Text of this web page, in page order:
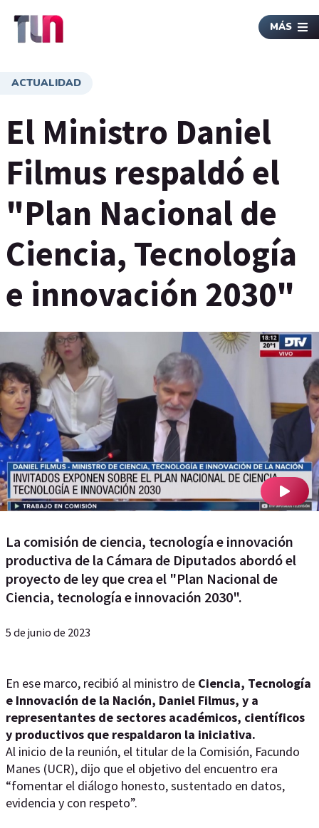
MÁS
ACTUALIDAD
El Ministro Daniel
Filmus respaldó el
"Plan Nacional de
Ciencia, Tecnología
e innovación 2030"
La comisión de ciencia, tecnología e innovación
productiva de la Cámara de Diputados abordó el
proyecto de ley que crea el "Plan Nacional de
Ciencia, tecnología e innovación 2030".
5 de junio de 2023
En ese marco, recibió al ministro de Ciencia, Tecnología
e Innovación de la Nación, Daniel Filmus, y a
representantes de sectores académicos, científicos
y productivos que respaldaron la iniciativa.
Al inicio de la reunión, el titular de la Comisión, Facundo
Manes (UCR), dijo que el objetivo del encuentro era
“fomentar el diálogo honesto, sustentado en datos,
evidencia y con respeto”.